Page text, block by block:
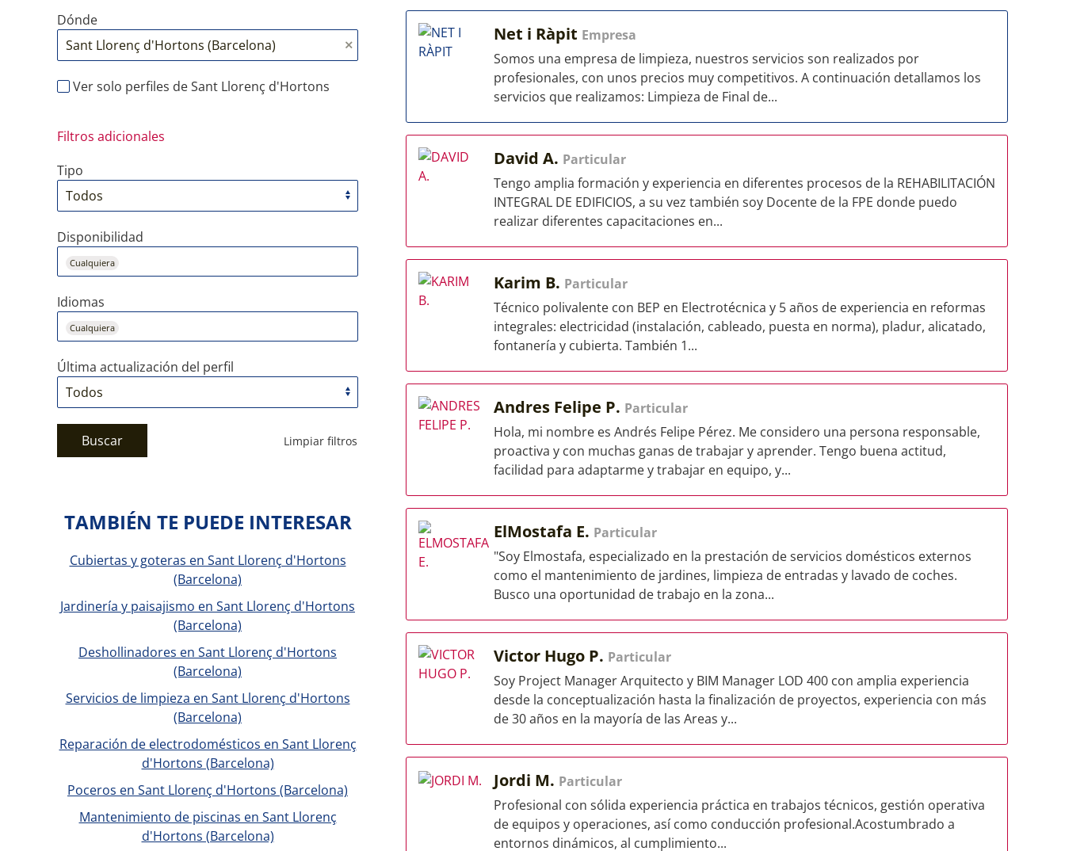
Dónde
Ver solo perfiles de Sant Llorenç d'Hortons
Filtros adicionales
Tipo
Disponibilidad
Cualquiera
Idiomas
Cualquiera
Última actualización del perfil
Buscar Limpiar filtros
Net i Ràpit Empresa
Somos una empresa de limpieza, nuestros servicios son realizados por
profesionales, con unos precios muy competitivos. A continuación detallamos los
servicios que realizamos: Limpieza de Final de...
David A. Particular
Tengo amplia formación y experiencia en diferentes procesos de la REHABILITACIÓN
INTEGRAL DE EDIFICIOS, a su vez también soy Docente de la FPE donde puedo
realizar diferentes capacitaciones en...
Karim B. Particular
Técnico polivalente con BEP en Electrotécnica y 5 años de experiencia en reformas
integrales: electricidad (instalación, cableado, puesta en norma), pladur, alicatado,
fontanería y cubierta. También 1...
Andres Felipe P. Particular
Hola, mi nombre es Andrés Felipe Pérez. Me considero una persona responsable,
proactiva y con muchas ganas de trabajar y aprender. Tengo buena actitud,
facilidad para adaptarme y trabajar en equipo, y...
ElMostafa E. Particular
"Soy Elmostafa, especializado en la prestación de servicios domésticos externos
como el mantenimiento de jardines, limpieza de entradas y lavado de coches.
Busco una oportunidad de trabajo en la zona...
Victor Hugo P. Particular
Soy Project Manager Arquitecto y BIM Manager LOD 400 con amplia experiencia
desde la conceptualización hasta la finalización de proyectos, experiencia con más
de 30 años en la mayoría de las Areas y...
Jordi M. Particular
Profesional con sólida experiencia práctica en trabajos técnicos, gestión operativa
de equipos y operaciones, así como conducción profesional.​ Acostumbrado a
entornos dinámicos, al cumplimiento...
TAMBIÉN TE PUEDE INTERESAR
Cubiertas y goteras en Sant Llorenç d'Hortons
(Barcelona)
Jardinería y paisajismo en Sant Llorenç d'Hortons
(Barcelona)
Deshollinadores en Sant Llorenç d'Hortons
(Barcelona)
Servicios de limpieza en Sant Llorenç d'Hortons
(Barcelona)
Reparación de electrodomésticos en Sant Llorenç
d'Hortons (Barcelona)
Poceros en Sant Llorenç d'Hortons (Barcelona)
Mantenimiento de piscinas en Sant Llorenç
d'Hortons (Barcelona)